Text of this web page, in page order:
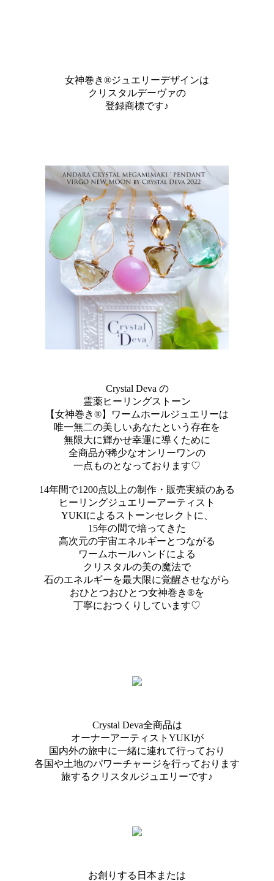
女神巻き®ジュエリーデザインは
クリスタルデーヴァの
登録商標です♪
Crystal Deva の
霊薬ヒーリングストーン
【女神巻き®】ワームホールジュエリーは
唯一無二の美しいあなたという存在を
無限大に輝かせ幸運に導くために
全商品が稀少なオンリーワンの
一点ものとなっております♡
14年間で1200点以上の制作・販売実績のある
ヒーリングジュエリーアーティスト
YUKIによるストーンセレクトに、
15年の間で培ってきた
高次元の宇宙エネルギーとつながる
ワームホールハンドによる
クリスタルの美の魔法で
石のエネルギーを最大限に覚醒させながら
おひとつおひとつ女神巻き®を
丁寧におつくりしています♡
Crystal Deva全商品は
オーナーアーティストYUKIが
国内外の旅中に一緒に連れて行っており
各国や土地のパワーチャージを行っております
旅するクリスタルジュエリーです♪
お創りする日本または